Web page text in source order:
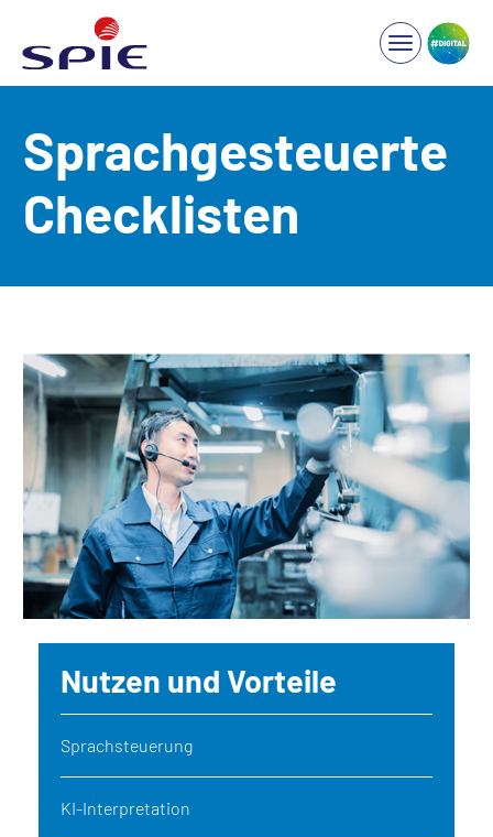
Sprachgesteuerte
Checklisten
Nutzen und Vorteile
Sprachsteuerung
KI-Interpretation